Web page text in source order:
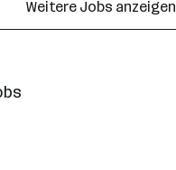
Weitere Jobs anzeigen